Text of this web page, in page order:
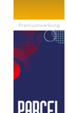
Premiumwerbung